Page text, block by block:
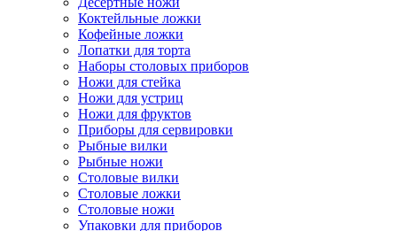
Коктейльные ложки
Кофейные ложки
Лопатки для торта
Наборы столовых приборов
Ножи для стейка
Ножи для устриц
Ножи для фруктов
Приборы для сервировки
Рыбные вилки
Рыбные ножи
Столовые вилки
Столовые ложки
Столовые ножи
Упаковки для приборов